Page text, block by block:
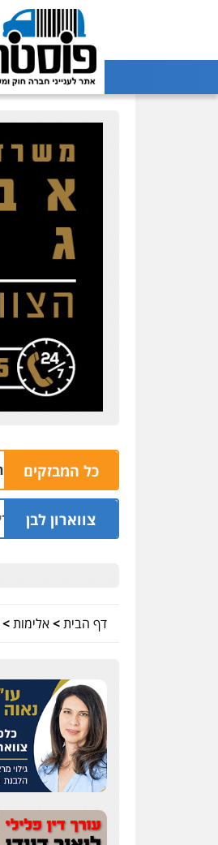
כל המבזקים
ופגע בבית של אזרח נורמטיבי
צווארון לבןשל משפחת הרינג 05.08 | 16:14
דף הבית>אלימות>